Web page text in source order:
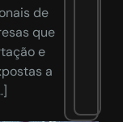
de
que
e
a